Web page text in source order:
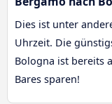
Dies ist unter
Uhrzeit. Die
Bologna ist bereits
Bares sparen!